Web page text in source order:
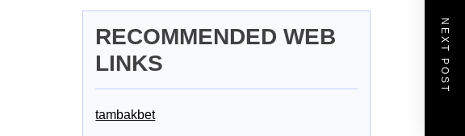
NEXT POST
RECOMMENDED WEB
LINKS
tambakbet